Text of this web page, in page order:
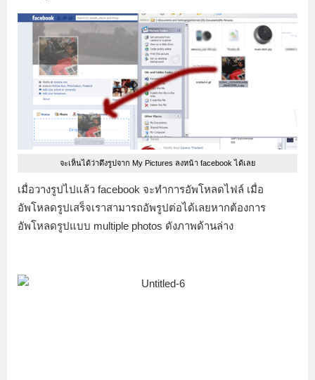
จะเห็นได้ว่าดึงรูปจาก My Pictures ลงหน้า facebook ได้เลย
เมื่อวางรูปไปแล้ว facebook จะทำการอัพโหลดไฟล์ เมื่อ
อัพโหลดรูปเสร็จเราสามารถอัพรูปต่อได้เลยหากต้องการ
อัพโหลดรูปแบบ multiple photos ดังภาพด้านล่าง